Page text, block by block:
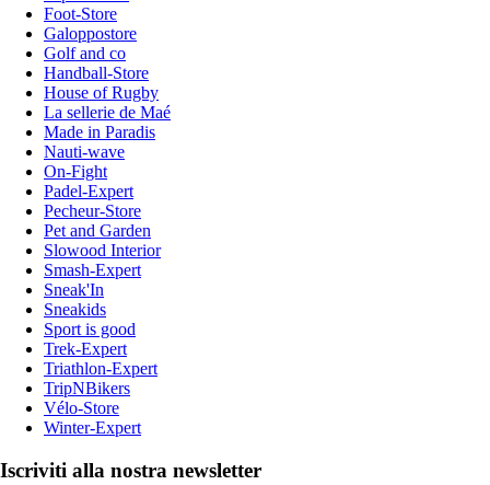
Foot-Store
Galoppostore
Golf and co
Handball-Store
House of Rugby
La sellerie de Maé
Made in Paradis
Nauti-wave
On-Fight
Padel-Expert
Pecheur-Store
Pet and Garden
Slowood Interior
Smash-Expert
Sneak'In
Sneakids
Sport is good
Trek-Expert
Triathlon-Expert
TripNBikers
Vélo-Store
Winter-Expert
Iscriviti alla nostra newsletter